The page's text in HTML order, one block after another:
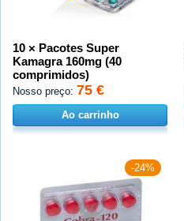
10 × Pacotes Super
Kamagra 160mg (40
comprimidos)
Nosso preço: 75 €
Ao carrinho
-24%